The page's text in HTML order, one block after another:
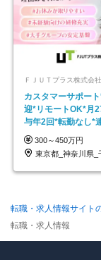
ＦＪＵＴプラス株式会社
カスタマーサポー
迎*リモートOK*月
与年2回*転勤なし*
OK/ZE010232
300～450万円
東京都_神奈川県_千葉県_
転職・求人情報サイト
転職・求人情報